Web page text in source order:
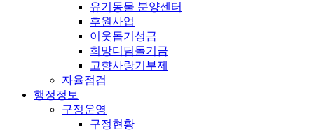
유기동물 분양센터
후원사업
이웃돕기성금
희망디딤돌기금
고향사랑기부제
자율점검
행정정보
구정운영
구정현황